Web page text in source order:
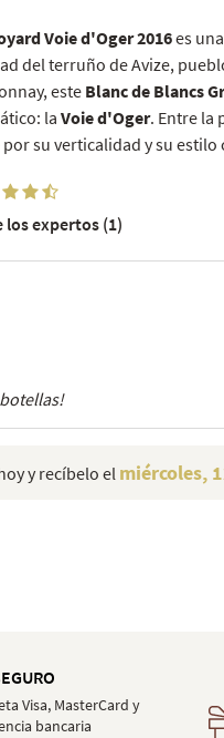
Voie d'Oger 2016es
del terruño de Avize,
esteBlanc de Blancs
laVoie d'Oger. Entre la
su verticalidad y su estilo
los expertos (1)
y recíbelo el miércoles,
Visa, MasterCard y
bancaria